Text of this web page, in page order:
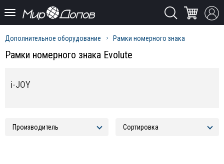
Дополнительное оборудование Рамки номерного знака
Рамки номерного знака Evolute
i-JOY